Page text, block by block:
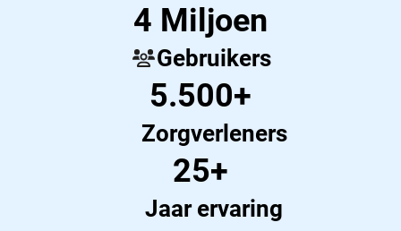
4 Miljoen
Gebruikers
5.500+
Zorgverleners
25+
Jaar ervaring